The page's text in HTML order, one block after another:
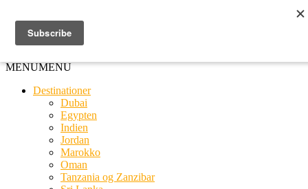
MENUMENU
Destinationer
Dubai
Egypten
Indien
Jordan
Marokko
Oman
Tanzania og Zanzibar